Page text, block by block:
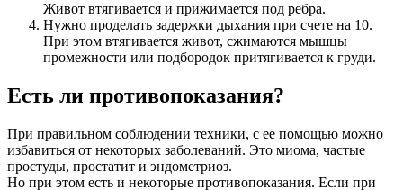
Живот втягивается и прижимается под ребра.
Нужно проделать задержки дыхания при счете на 10.
При этом втягивается живот, сжимаются мышцы
промежности или подбородок притягивается к груди.
Есть ли противопоказания?
При правильном соблюдении техники, с ее помощью можно
избавиться от некоторых заболеваний. Это миома, частые
простуды, простатит и эндометриоз.
Но при этом есть и некоторые противопоказания. Если при